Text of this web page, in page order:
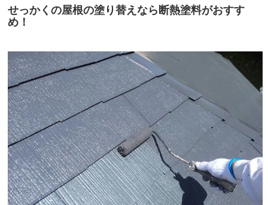
せっかくの屋根の塗り替えなら断熱塗料がおすす
め！